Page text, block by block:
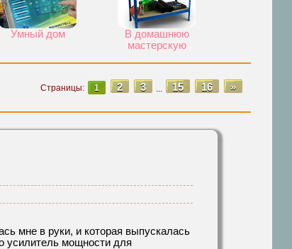
Умный дом
В домашнюю
мастерскую
Страницы: 1 2 3 15 16 »
мне в руки, и которая выпускалась
мощности для